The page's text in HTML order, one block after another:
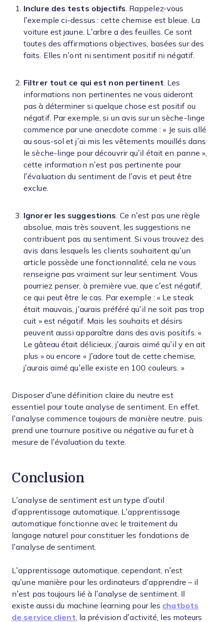
Inclure des tests objectifs . Rappelez-vous
l’exemple ci-dessus : cette chemise est bleue. La
voiture est jaune. L’arbre a des feuilles. Ce sont
toutes des affirmations objectives, basées sur des
faits. Elles n’ont ni sentiment positif ni négatif.
Filtrer tout ce qui est non pertinent . Les
informations non pertinentes ne vous aideront
pas à déterminer si quelque chose est positif ou
négatif. Par exemple, si un avis sur un sèche-linge
commence par une anecdote comme : « Je suis allé
au sous-sol et j’ai mis les vêtements mouillés dans
le sèche-linge pour découvrir qu’il était en panne »,
cette information n’est pas pertinente pour
l’évaluation du sentiment de l’avis et peut être
exclue.
Ignorer les suggestions . Ce n’est pas une règle
absolue, mais très souvent, les suggestions ne
contribuent pas au sentiment. Si vous trouvez des
avis dans lesquels les clients souhaitent qu’un
article possède une fonctionnalité, cela ne vous
renseigne pas vraiment sur leur sentiment. Vous
pourriez penser, à première vue, que c’est négatif,
ce qui peut être le cas. Par exemple : « Le steak
était mauvais, j’aurais préféré qu’il ne soit pas trop
cuit » est négatif. Mais les souhaits et désirs
peuvent aussi apparaître dans des avis positifs. «
Le gâteau était délicieux, j’aurais aimé qu’il y en ait
plus » ou encore « J’adore tout de cette chemise,
j’aurais aimé qu’elle existe en 100 couleurs. »
Disposer d’une définition claire du neutre est
essentiel pour toute analyse de sentiment. En effet,
l’analyse commence toujours de manière neutre, puis
prend une tournure positive ou négative au fur et à
mesure de l’évaluation du texte.
Conclusion
L’analyse de sentiment est un type d’outil
d’apprentissage automatique. L’apprentissage
automatique fonctionne avec le traitement du
langage naturel pour constituer les fondations de
l’analyse de sentiment.
L’apprentissage automatique, cependant, n’est
qu’une manière pour les ordinateurs d’apprendre – il
n’est pas toujours lié à l’analyse de sentiment. Il
existe aussi du machine learning pour les chatbots
de service client , la prévision d’activité, les moteurs